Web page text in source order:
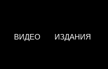
ВИДЕО ИЗДАНИЯ